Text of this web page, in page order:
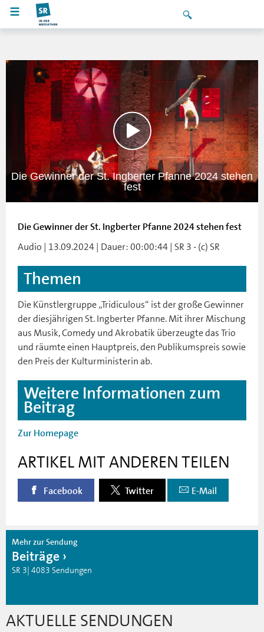
Die Gewinner der St. Ingberter Pfanne 2024 stehen
fest
Die Gewinner der St. Ingberter Pfanne 2024 stehen fest
Audio | 13.09.2024 | Dauer: 00:00:44 | SR 3 - (c) SR
Themen
Die Künstlergruppe „Tridiculous“ ist der große Gewinner
der diesjährigen St. Ingberter Pfanne. Mit ihrer Mischung
aus Musik, Comedy und Akrobatik überzeugte das Trio
und räumte einen Hauptpreis, den Publikumspreis sowie
den Preis der Kulturministerin ab.
Weitere Informationen zum
Beitrag
Zur Homepage
ARTIKEL MIT ANDEREN TEILEN
Facebook Twitter E-Mail
Mehr zur Sendung
Beiträge
SR 3| 4083 Sendungen
AKTUELLE SENDUNGEN